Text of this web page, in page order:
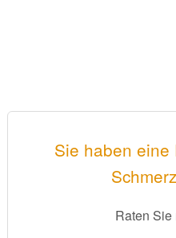
Sie haben eine
Raten Sie